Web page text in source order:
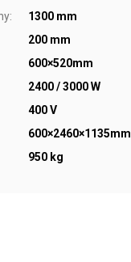
:
1300 mm
200 mm
600×520mm
2400 / 3000 W
400 V
600×2460×1135mm
950 kg